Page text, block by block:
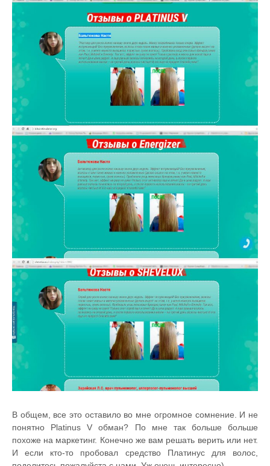
В общем, все это оставило во мне огромное сомнение. И не
понятно Platinus V обман? По мне так больше больше
похоже на маркетинг. Конечно же вам решать верить или нет.
И если кто-то пробовал средство Платинус для волос,